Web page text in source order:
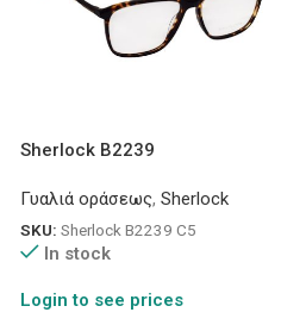
Sherlock B2239
Γυαλιά οράσεως, Sherlock
SKU: Sherlock B2239 C5
In stock
Login to see prices